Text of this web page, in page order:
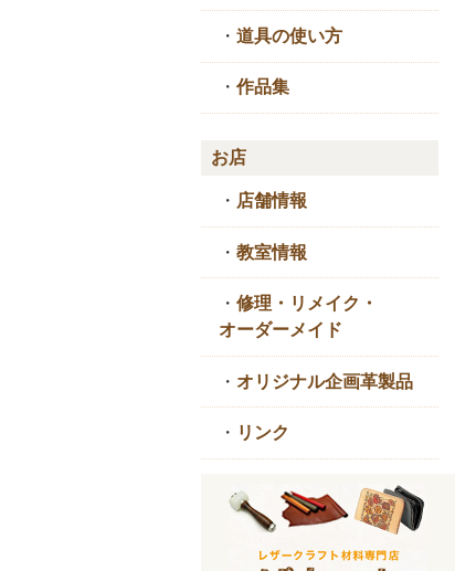
・ 道具の使い方
・ 作品集
お店
・ 店舗情報
・ 教室情報
・ 修理・リメイク・
オーダーメイド
・ オリジナル企画革製品
・ リンク